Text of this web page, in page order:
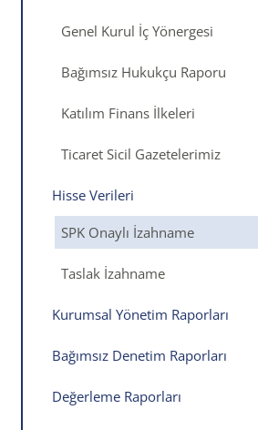
Genel Kurul İç Yönergesi
Bağımsız Hukukçu Raporu
Katılım Finans İlkeleri
Ticaret Sicil Gazetelerimiz
Hisse Verileri
SPK Onaylı İzahname
Taslak İzahname
Kurumsal Yönetim Raporları
Bağımsız Denetim Raporları
Değerleme Raporları